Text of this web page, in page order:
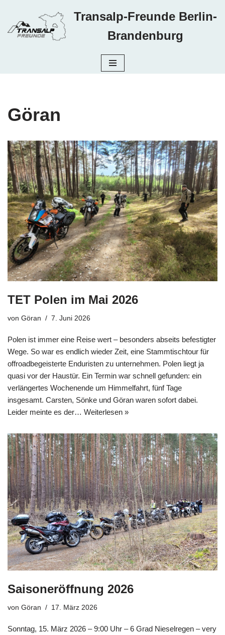
Zum
Inhalt
Transalp-Freunde Berlin-
Brandenburg
Göran
TET Polen im Mai 2026
von Göran 7. Juni 2026
Polen ist immer eine Reise wert – besonders abseits befestigter
Wege. So war es endlich wieder Zeit, eine Stammtischtour für
offroadbegeisterte Enduristen zu unternehmen. Polen liegt ja
quasi vor der Haustür. Ein Termin war schnell gefunden: ein
verlängertes Wochenende um Himmelfahrt, fünf Tage
insgesamt. Carsten, Sönke und Göran waren sofort dabei.
Leider meinte es der… Weiterlesen »
Saisoneröffnung 2026
von Göran 17. März 2026
Sonntag, 15. März 2026 – 9:00 Uhr – 6 Grad Nieselregen – very